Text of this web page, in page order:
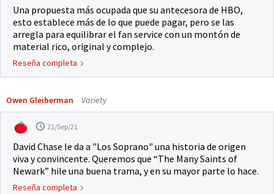
Una propuesta más ocupada que su antecesora de HBO,
esto establece más de lo que puede pagar, pero se las
arregla para equilibrar el fan service con un montón de
material rico, original y complejo.
Reseña completa
Owen Gleiberman Variety
21/Sep/21
David Chase le da a "Los Soprano" una historia de origen
viva y convincente. Queremos que “The Many Saints of
Newark” hile una buena trama, y en su mayor parte lo hace.
Reseña completa